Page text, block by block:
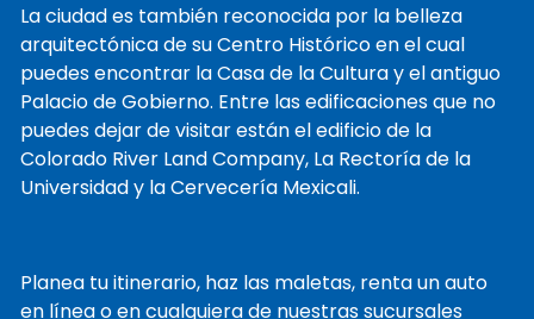
La ciudad es también reconocida por la belleza
arquitectónica de su Centro Histórico en el cual
puedes encontrar la Casa de la Cultura y el antiguo
Palacio de Gobierno. Entre las edificaciones que no
puedes dejar de visitar están el edificio de la
Colorado River Land Company, La Rectoría de la
Universidad y la Cervecería Mexicali.
Planea tu itinerario, haz las maletas, renta un auto
en línea o en cualquiera de nuestras sucursales